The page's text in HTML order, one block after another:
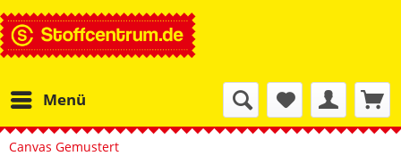
Menü
Canvas Gemustert